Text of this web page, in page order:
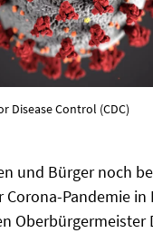
Disease Control (CDC)
und Bürger noch
Pandemie in
Oberbürgermeister